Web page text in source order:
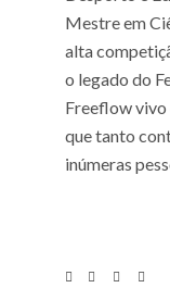
Mestre em
alta
o legado do
Freeflow vivo
que tanto
inúmeras